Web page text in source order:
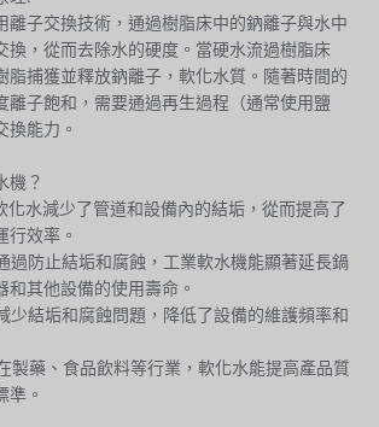
離子交換技術，通過樹脂床中的鈉離子與水中
換，從而去除水的硬度。當硬水流過樹脂床
脂捕獲並釋放鈉離子，軟化水質。隨著時間的
離子飽和，需要通過再生過程（通常使用鹽
換能力。
機？
化水減少了管道和設備內的結垢，從而提高了
行效率。
過防止結垢和腐蝕，工業軟水機能顯著延長鍋
和其他設備的使用壽命。
少結垢和腐蝕問題，降低了設備的維護頻率和
製藥、食品飲料等行業，軟化水能提高產品質
準。